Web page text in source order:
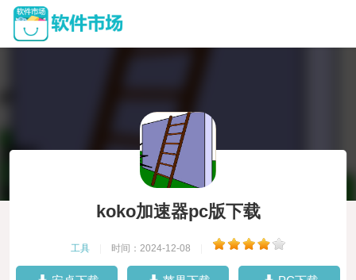
koko加速器pc版下载
工具 时间：2024-12-08